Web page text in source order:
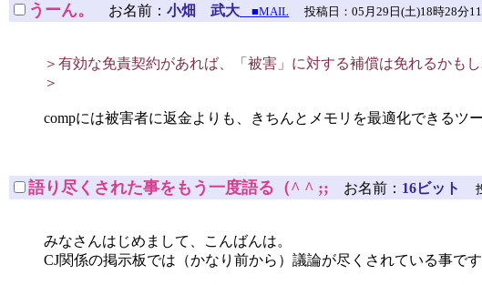
うーん。 お名前： 小畑 武大 ■MAIL 投稿日：05月29日(土)18時28分
＞有効な免責契約があれば、「被害」に対する補償は免れるかも
＞
compには被害者に返金よりも、きちんとメモリを最適化できるツ
語り尽くされた事をもう一度語る（^ ^ ;; お名前： 16ビット
みなさんはじめまして、こんばんは。
CJ関係の掲示板では（かなり前から）議論が尽くされている事です